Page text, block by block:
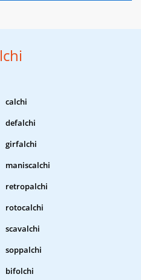
calchi
defalchi
girfalchi
maniscalchi
retropalchi
rotocalchi
scavalchi
soppalchi
bifolchi